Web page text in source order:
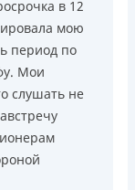
в день для
(после
ИНН, номер
в 12
мою
период по
Мои
слушать не